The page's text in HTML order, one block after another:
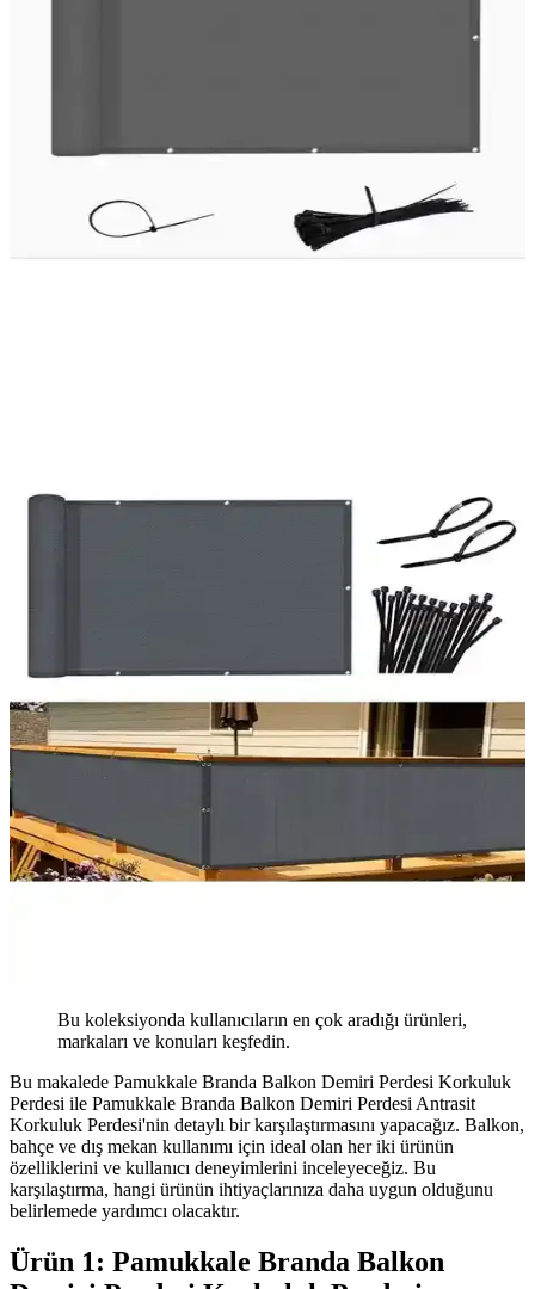
Bu koleksiyonda kullanıcıların en çok aradığı ürünleri,
markaları ve konuları keşfedin.
Bu makalede Pamukkale Branda Balkon Demiri Perdesi Korkuluk
Perdesi ile Pamukkale Branda Balkon Demiri Perdesi Antrasit
Korkuluk Perdesi'nin detaylı bir karşılaştırmasını yapacağız. Balkon,
bahçe ve dış mekan kullanımı için ideal olan her iki ürünün
özelliklerini ve kullanıcı deneyimlerini inceleyeceğiz. Bu
karşılaştırma, hangi ürünün ihtiyaçlarınıza daha uygun olduğunu
belirlemede yardımcı olacaktır.
Ürün 1: Pamukkale Branda Balkon